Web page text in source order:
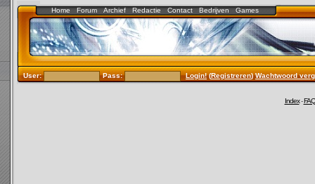
Home Forum Archief Redactie Contact Bedrijven Games
User: Pass: Login!(Registreren)Wachtwoord
Index-FAQ